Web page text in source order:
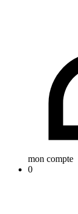
mon compte
0